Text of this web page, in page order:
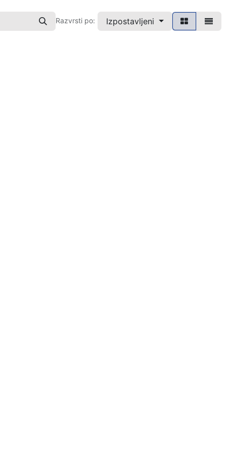
Razvrsti po: Izpostavljeni